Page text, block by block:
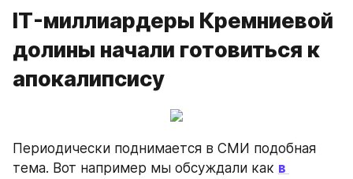
IT-миллиардеры Кремниевой
долины начали готовиться к
апокалипсису
Периодически поднимается в СМИ подобная
тема. Вот например мы обсуждали как в